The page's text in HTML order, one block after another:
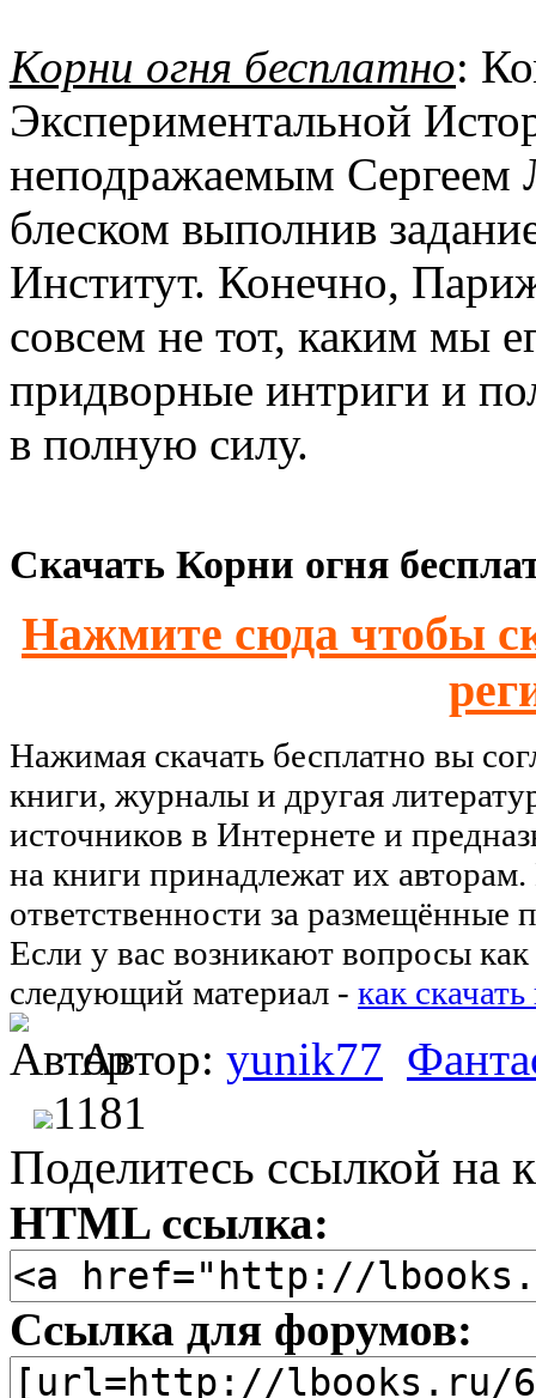
Корни огня бесплатно:
Экспериментальной
неподражаемым Сергеем
блеском выполнив
Институт. Конечно,
совсем не тот, каким мы
придворные интриги и
в полную силу.
Скачать Корни огня
Нажмите сюда чтобы
Нажимая скачать бесплатно вы
книги, журналы и другая
источников в Интернете и
на книги принадлежат их
ответственности за размещённые
Если у вас возникают вопросы как
следующий материал - как
Автор: yunik77
1181
Поделитесь ссылкой на
HTML ссылка:
Ссылка для форумов: